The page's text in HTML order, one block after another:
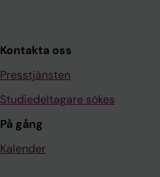
Kontakta oss
Presstjänsten
Studiedeltagare sökes
På gång
Kalender